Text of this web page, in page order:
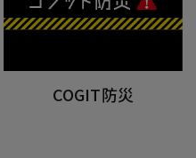
COGIT防災